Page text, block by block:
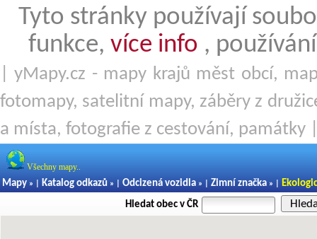
Tyto stránky používají
funkce, více info ,
| yMapy.cz - mapy krajů měst obcí,
fotomapy, satelitní mapy, záběry z
a místa, fotografie z cestování, památky
Všechny mapy..
Mapy » | Katalog odkazů » | Odcizená vozidla » | Zimní značka » |
Hledat obec v ČR